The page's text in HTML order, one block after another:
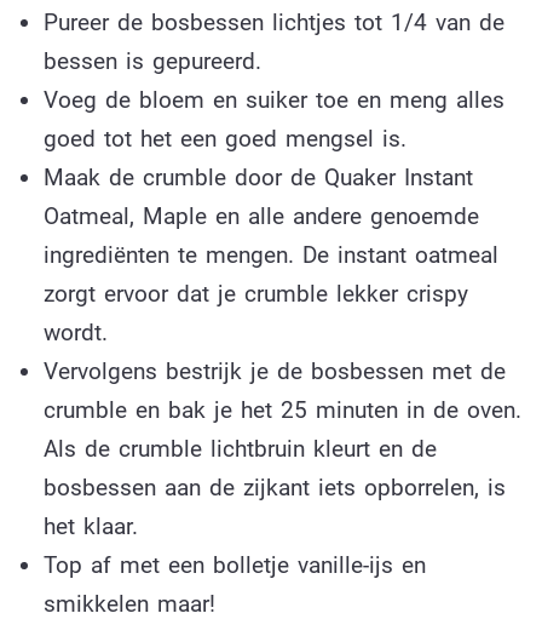
Pureer de bosbessen lichtjes tot 1/4 van de
bessen is gepureerd.
Voeg de bloem en suiker toe en meng alles
goed tot het een goed mengsel is.
Maak de crumble door de Quaker Instant
Oatmeal, Maple en alle andere genoemde
ingrediënten te mengen. De instant oatmeal
zorgt ervoor dat je crumble lekker crispy
wordt.
Vervolgens bestrijk je de bosbessen met de
crumble en bak je het 25 minuten in de oven.
Als de crumble lichtbruin kleurt en de
bosbessen aan de zijkant iets opborrelen, is
het klaar.
Top af met een bolletje vanille-ijs en
smikkelen maar!